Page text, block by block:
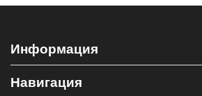
Информация
Навигация